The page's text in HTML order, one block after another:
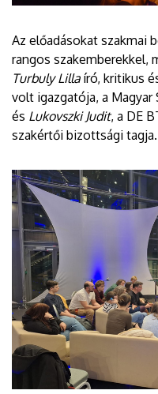
Az előadásokat szakmai
rangos szakemberekkel,
Turbuly Lilla író, kritikus
volt igazgatója, a Magyar
és Lukovszki Judit, a DE
szakértői bizottsági tagja.